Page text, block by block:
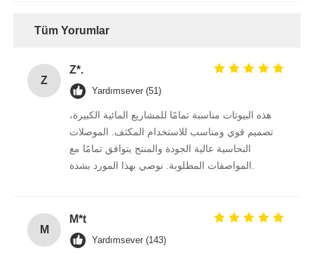
Tüm Yorumlar
Z
Z*.
Yardımsever (51)
هذه البيوتات مناسبة تمامًا للمشاريع المائية الكبيرة،
تصميم قوي ومناسب للاستخدام المكثف. الموصلات
النحاسية عالية الجودة والمنتج يتوافق تمامًا مع
M
M*t
Yardımsever (143)